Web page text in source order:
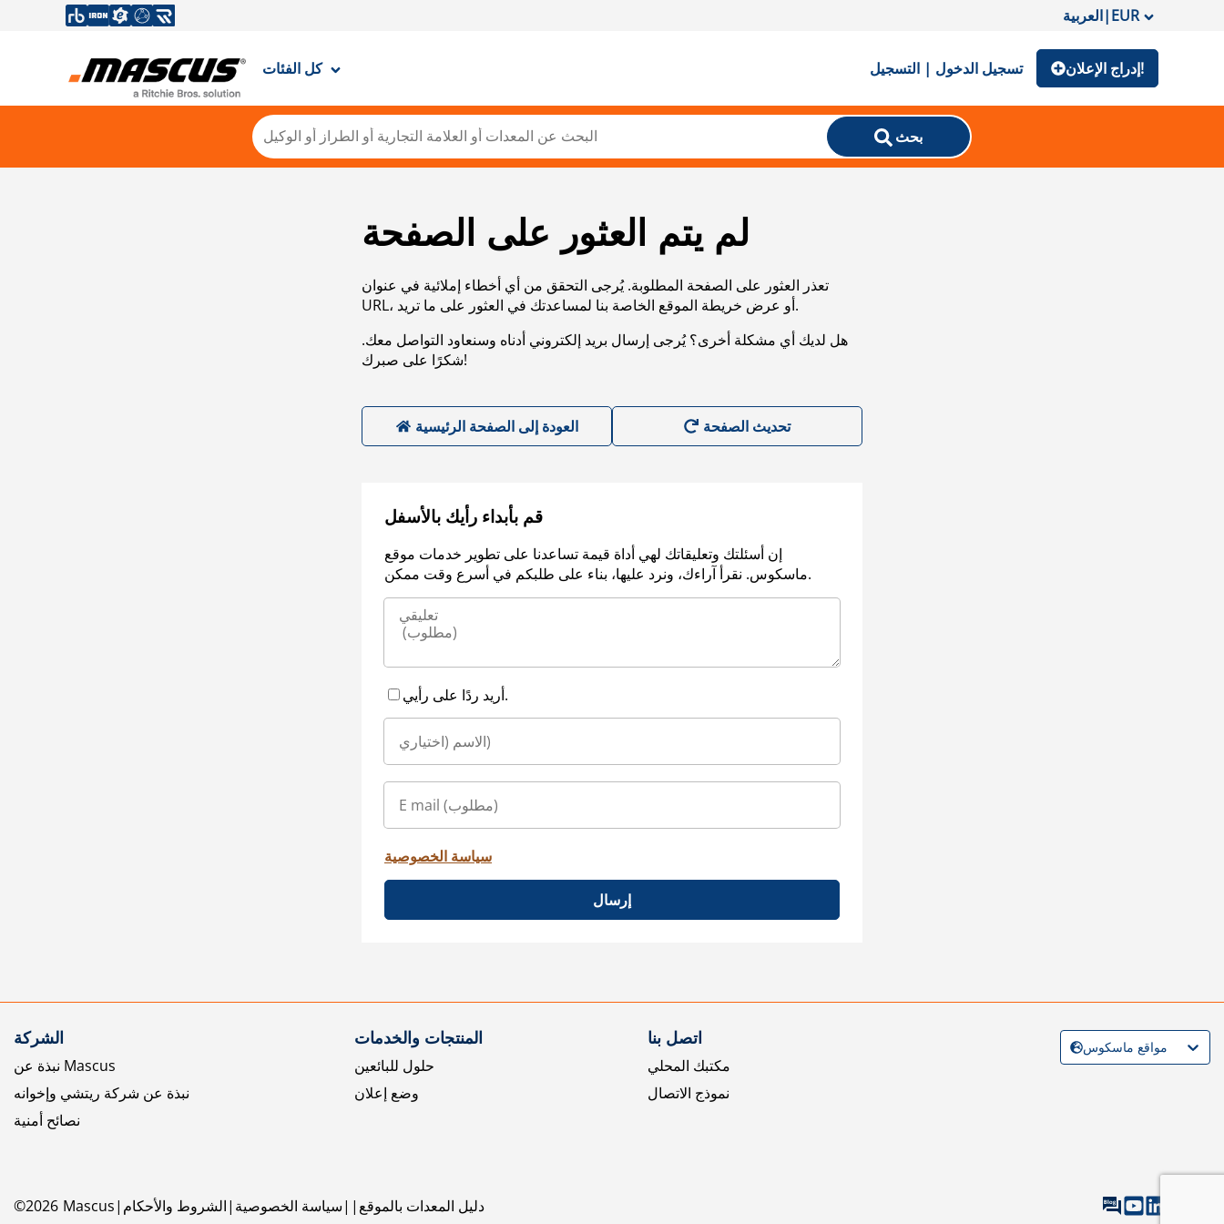
العربية|EUR
كل الفئات تسجيل الدخول | التسجيل إدراج الإعلان!
بحث
لم يتم العثور على الصفحة
تعذر العثور على الصفحة المطلوبة. يُرجى التحقق من أي أخطاء إملائية في عنوان
URL، أو عرض خريطة الموقع الخاصة بنا لمساعدتك في العثور على ما تريد.
هل لديك أي مشكلة أخرى؟ يُرجى إرسال بريد إلكتروني أدناه وسنعاود التواصل معك.
شكرًا على صبرك!
العودة إلى الصفحة الرئيسية
قم بأبداء رأيك بالأسفل
إن أسئلتك وتعليقاتك لهي أداة قيمة تساعدنا على تطوير خدمات موقع
ماسكوس. نقرأ آراءك، ونرد عليها، بناء على طلبكم في أسرع وقت ممكن.
أريد ردًا على رأيي.
سياسة الخصوصية
إرسال
الشركة
نبذة عن Mascus
نبذة عن شركة ريتشي وإخوانه
نصائح أمنية
المنتجات والخدمات
حلول للبائعين
وضع إعلان
اتصل بنا
مكتبك المحلي
نموذج الاتصال
©2026 Mascus الشروط والأحكام سياسة الخصوصية دليل المعدات بالموقع
مواقع ماسكوس